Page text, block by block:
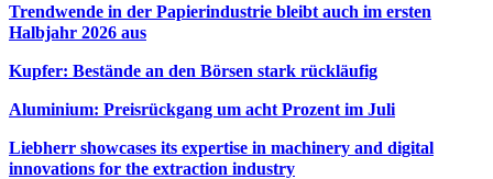
Trendwende in der Papierindustrie bleibt auch im ersten
Halbjahr 2026 aus
Kupfer: Bestände an den Börsen stark rückläufig
Aluminium: Preisrückgang um acht Prozent im Juli
Liebherr showcases its expertise in machinery and digital
innovations for the extraction industry